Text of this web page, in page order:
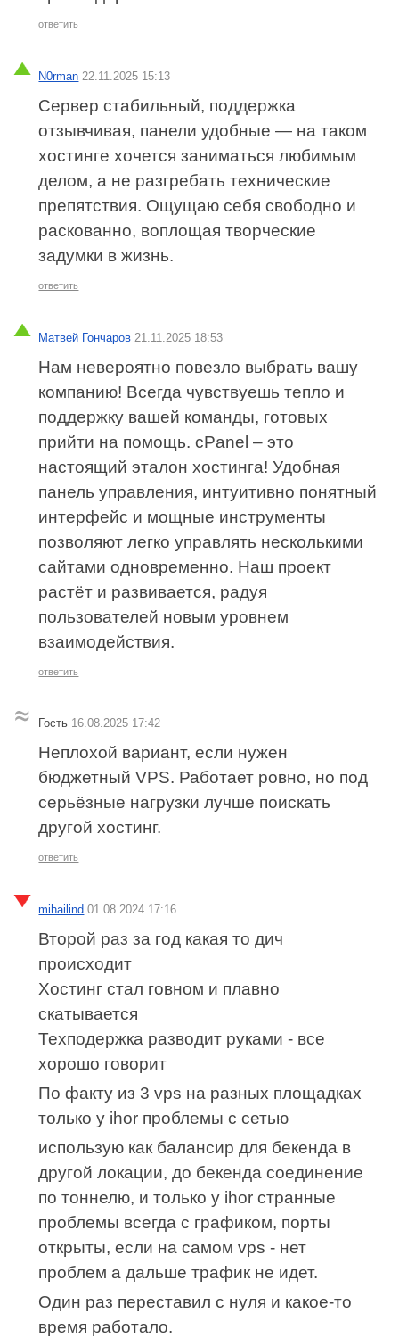
ответить
N0rman 22.11.2025 15:13
Сервер стабильный, поддержка
отзывчивая, панели удобные — на таком
хостинге хочется заниматься любимым
делом, а не разгребать технические
препятствия. Ощущаю себя свободно и
раскованно, воплощая творческие
задумки в жизнь.
ответить
Матвей Гончаров 21.11.2025 18:53
Нам невероятно повезло выбрать вашу
компанию! Всегда чувствуешь тепло и
поддержку вашей команды, готовых
прийти на помощь. cPanel – это
настоящий эталон хостинга! Удобная
панель управления, интуитивно понятный
интерфейс и мощные инструменты
позволяют легко управлять несколькими
сайтами одновременно. Наш проект
растёт и развивается, радуя
пользователей новым уровнем
взаимодействия.
ответить
Гость 16.08.2025 17:42
Неплохой вариант, если нужен
бюджетный VPS. Работает ровно, но под
серьёзные нагрузки лучше поискать
другой хостинг.
ответить
mihailind 01.08.2024 17:16
Второй раз за год какая то дич
происходит
Хостинг стал говном и плавно
скатывается
Техподержка разводит руками - все
хорошо говорит
По факту из 3 vps на разных площадках
только у ihor проблемы с сетью
использую как балансир для бекенда в
другой локации, до бекенда соединение
по тоннелю, и только у ihor странные
проблемы всегда с графиком, порты
открыты, если на самом vps - нет
проблем а дальше трафик не идет.
Один раз переставил с нуля и какое-то
время работало.